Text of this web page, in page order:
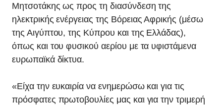
Μητσοτάκης ως προς τη διασύνδεση της
ηλεκτρικής ενέργειας της Βόρειας Αφρικής (μέσω
της Αιγύπτου, της Κύπρου και της Ελλάδας),
όπως και του φυσικού αερίου με τα υφιστάμενα
ευρωπαϊκά δίκτυα.
«Είχα την ευκαιρία να ενημερώσω και για τις
πρόσφατες πρωτοβουλίες μας και για την τριμερή